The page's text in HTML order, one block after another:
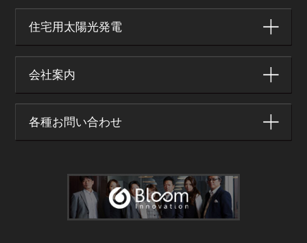
住宅用太陽光発電
会社案内
各種お問い合わせ